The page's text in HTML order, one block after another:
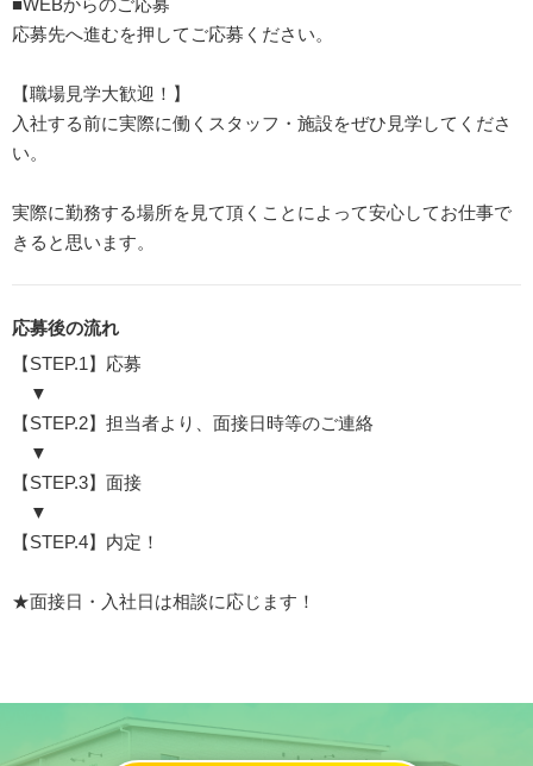
■WEBからのご応募
応募先へ進むを押してご応募ください。
【職場見学大歓迎！】
入社する前に実際に働くスタッフ・施設をぜひ見学してくださ
い。
実際に勤務する場所を見て頂くことによって安心してお仕事で
きると思います。
応募後の流れ
【STEP.1】応募
▼
【STEP.2】担当者より、面接日時等のご連絡
▼
【STEP.3】面接
▼
【STEP.4】内定！
★面接日・入社日は相談に応じます！